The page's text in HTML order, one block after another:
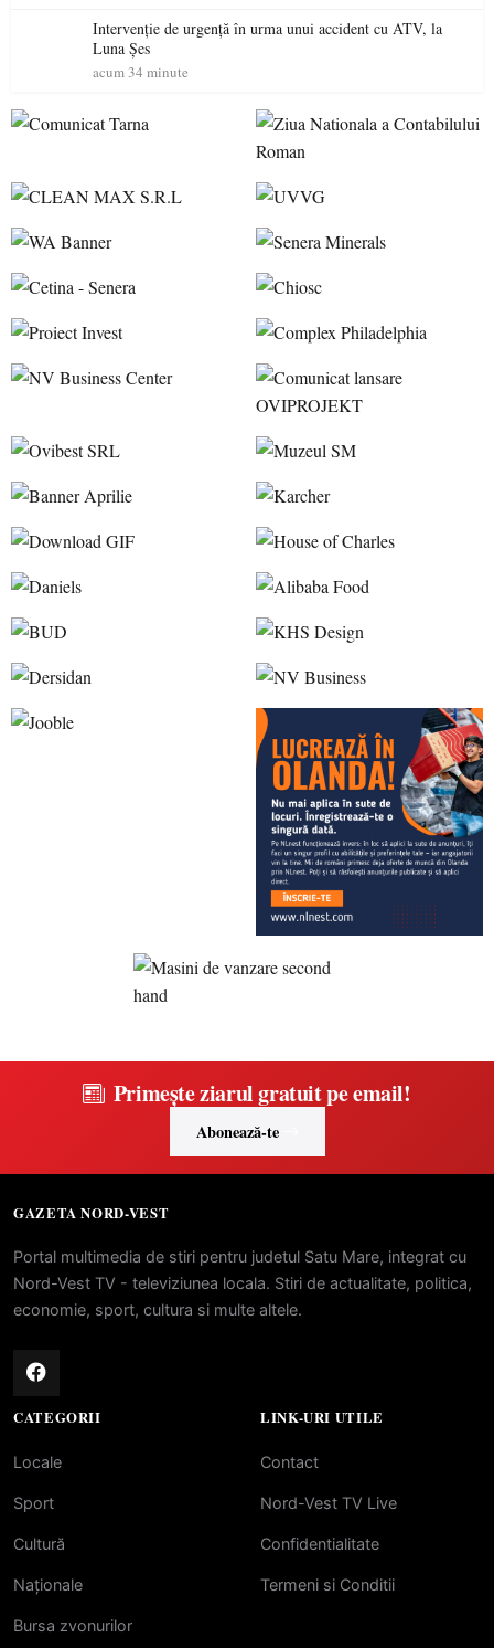
Intervenție de urgență în urma unui accident cu ATV, la
Luna Șes
acum 34 minute
Primește ziarul gratuit pe email!
Abonează-te
GAZETA NORD-VEST
Portal multimedia de stiri pentru judetul Satu Mare, integrat cu
Nord-Vest TV - televiziunea locala. Stiri de actualitate, politica,
economie, sport, cultura si multe altele.
CATEGORII
Locale
Sport
Cultură
Naționale
Bursa zvonurilor
LINK-URI UTILE
Contact
Nord-Vest TV Live
Confidentialitate
Termeni si Conditii